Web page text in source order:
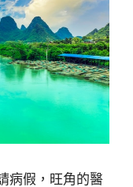
病假，旺角的醫